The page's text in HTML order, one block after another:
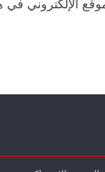
الإلكتروني في